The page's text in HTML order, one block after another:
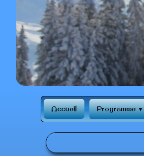
Accueil Programme▼